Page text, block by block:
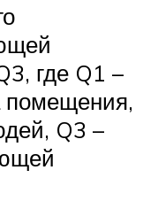
где Q1 –
помещения,
Q3 –